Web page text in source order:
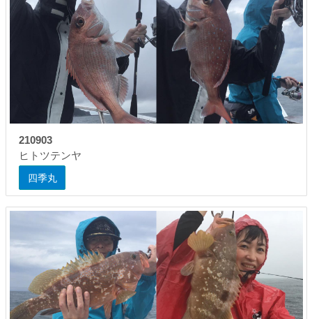
210903
ヒトツテンヤ
四季丸